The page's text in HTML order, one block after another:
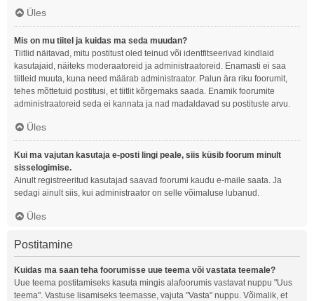
Üles
Mis on mu tiitel ja kuidas ma seda muudan?
Tiitlid näitavad, mitu postitust oled teinud või identfitseerivad kindlaid
kasutajaid, näiteks moderaatoreid ja administraatoreid. Enamasti ei saa
tiitleid muuta, kuna need määrab administraator. Palun ära riku foorumit,
tehes mõttetuid postitusi, et tiitlit kõrgemaks saada. Enamik foorumite
administraatoreid seda ei kannata ja nad madaldavad su postituste arvu.
Üles
Kui ma vajutan kasutaja e-posti lingi peale, siis küsib foorum minult
sisselogimise.
Ainult registreeritud kasutajad saavad foorumi kaudu e-maile saata. Ja
sedagi ainult siis, kui administraator on selle võimaluse lubanud.
Üles
Postitamine
Kuidas ma saan teha foorumisse uue teema või vastata teemale?
Uue teema postitamiseks kasuta mingis alafoorumis vastavat nuppu "Uus
teema". Vastuse lisamiseks teemasse, vajuta "Vasta" nuppu. Võimalik, et